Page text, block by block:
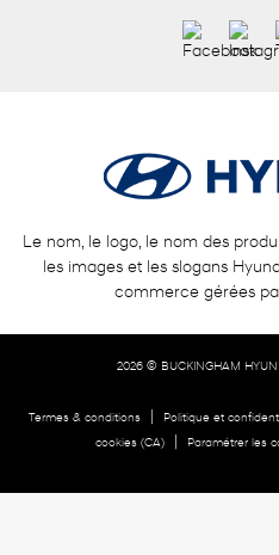
Le nom, le logo, le nom des
les images et les slogans
commerce gérées
2026 © BUCKINGHAM
Termes & conditions| Politique et
cookies (CA)
Paramétrer les